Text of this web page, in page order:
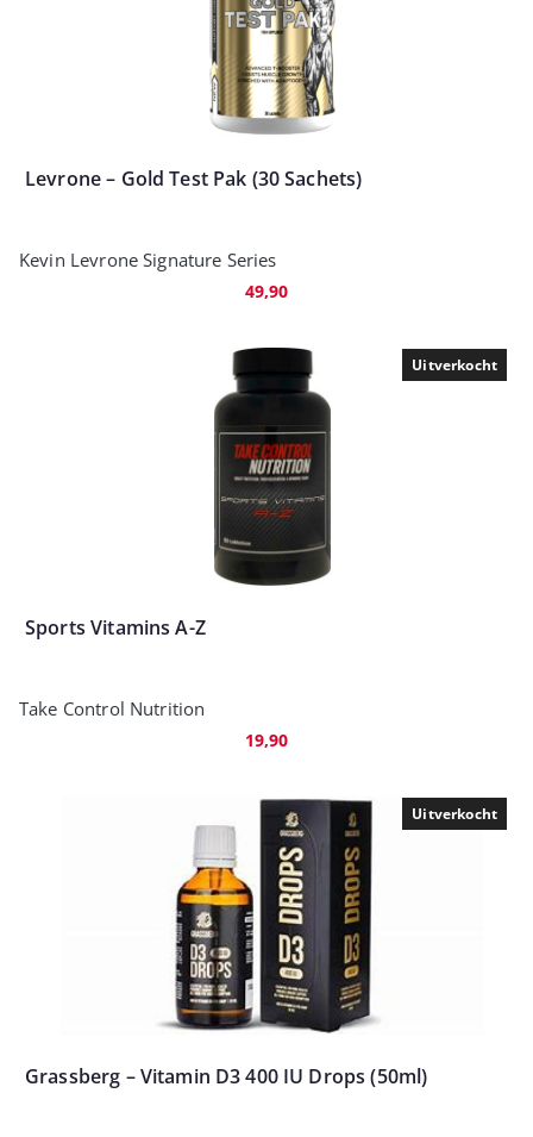
Levrone – Gold Test Pak (30 Sachets)
Kevin Levrone Signature Series
49,90
Uitverkocht
Sports Vitamins A-Z
Take Control Nutrition
19,90
Uitverkocht
Grassberg – Vitamin D3 400 IU Drops (50ml)